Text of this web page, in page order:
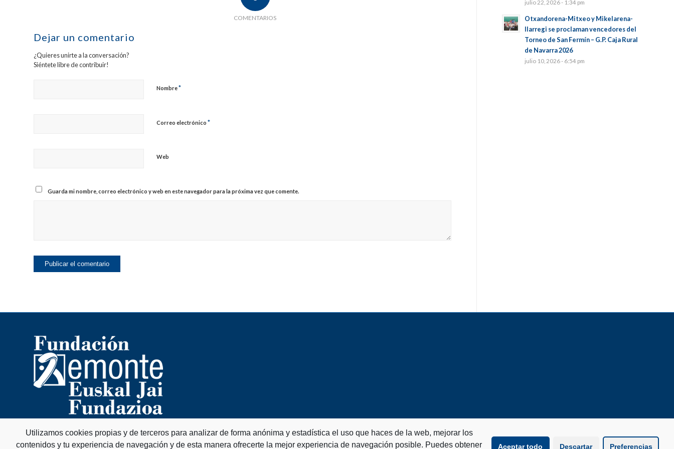
COMENTARIOS
Dejar un comentario
¿Quieres unirte a la conversación?
Siéntete libre de contribuir!
Nombre*
Correo electrónico *
Web
Guarda mi nombre, correo electrónico y web en este navegador para la próxima vez que comente.
julio 22, 2026 - 1:34 pm
Otxandorena-Mitxeo y Mikelarena-
Ilarregi se proclaman vencedores del
Torneo de San Fermín – G.P. Caja Rural
de Navarra 2026
julio 10, 2026 - 6:54 pm
Utilizamos cookies propias y de terceros para analizar de forma anónima y estadística el uso que haces de la web, mejorar los
contenidos y tu experiencia de navegación y de esta manera ofrecerte la mejor experiencia de navegación posible. Puedes obtener
Aceptar todo Descartar Preferencias